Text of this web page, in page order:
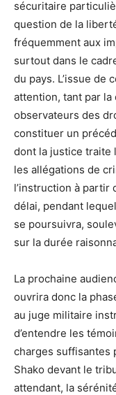
sécuritaire
question de la
fréquemment aux
surtout dans le
du pays. L’issue de
attention, tant par
observateurs des
constituer un
dont la justice traite
les allégations de
l’instruction à partir
délai, pendant
se poursuivra,
sur la durée
La prochaine
ouvrira donc la
au juge militaire
d’entendre les
charges suffisantes
Shako devant le
attendant, la